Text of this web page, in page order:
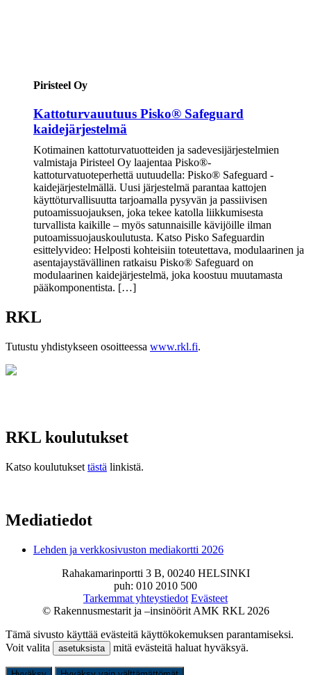
Piristeel Oy
Kattoturvauutuus Pisko® Safeguard
kaidejärjestelmä
Kotimainen kattoturvatuotteiden ja sadevesijärjestelmien
valmistaja Piristeel Oy laajentaa Pisko®-
kattoturvatuoteperhettä uutuudella: Pisko® Safeguard -
kaidejärjestelmällä. Uusi järjestelmä parantaa kattojen
käyttöturvallisuutta tarjoamalla pysyvän ja passiivisen
putoamissuojauksen, joka tekee katolla liikkumisesta
turvallista kaikille – myös satunnaisille kävijöille ilman
putoamissuojauskoulutusta. Katso Pisko Safeguardin
esittelyvideo: Helposti kohteisiin toteutettava, modulaarinen ja
asentajaystävällinen ratkaisu Pisko® Safeguard on
modulaarinen kaidejärjestelmä, joka koostuu muutamasta
pääkomponentista. […]
RKL
Tutustu yhdistykseen osoitteessa www.rkl.fi.
RKL koulutukset
Katso koulutukset tästä linkistä.
Mediatiedot
Lehden ja verkkosivuston mediakortti 2026
Rahakamarinportti 3 B, 00240 HELSINKI
puh: 010 2010 500
Tarkemmat yhteystiedot Evästeet
© Rakennusmestarit ja –insinöörit AMK RKL 2026
Tämä sivusto käyttää evästeitä käyttökokemuksen parantamiseksi.
Voit valita
asetuksista mitä evästeitä haluat hyväksyä.